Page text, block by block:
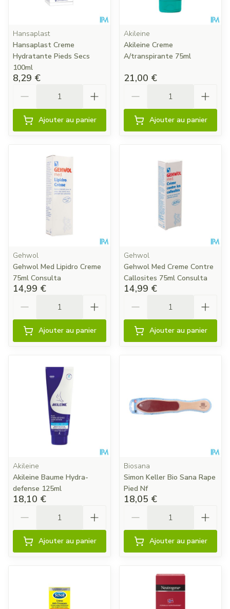
Hansaplast
Hansaplast Creme
Hydratante Pieds Secs
100ml
8,29 €
Ajouter au panier
Akileine
Akileine Creme
A/transpirante 75ml
21,00 €
Ajouter au panier
Gehwol
Gehwol Med Lipidro Creme
75ml Consulta
14,99 €
Ajouter au panier
Gehwol
Gehwol Med Creme Contre
Callosites 75ml Consulta
14,99 €
Ajouter au panier
Akileine
Akileine Baume Hydra-
defense 125ml
18,10 €
Ajouter au panier
Biosana
Simon Keller Bio Sana Rape
Pied Nf
18,05 €
Ajouter au panier